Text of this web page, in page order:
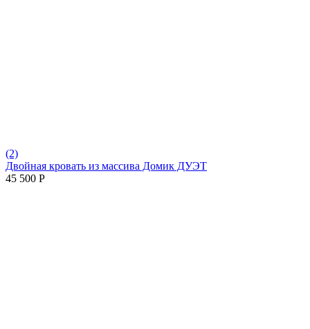
(2)
Двойная кровать из массива Домик ДУЭТ
45 500 Р